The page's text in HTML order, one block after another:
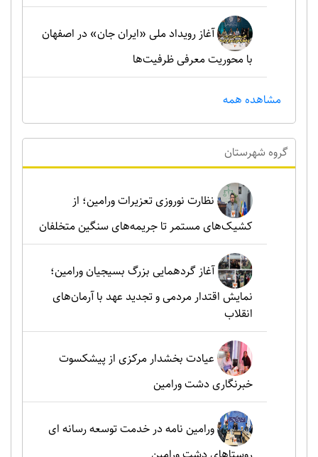
آغاز رویداد ملی «ایران جان» در اصفهان
با محوریت معرفی ظرفیت‌ها
مشاهده همه
گروه شهرستان
نظارت نوروزی تعزیرات ورامین؛ از
کشیک‌های مستمر تا جریمه‌های سنگین متخلفان
آغاز گردهمایی بزرگ بسیجیان ورامین؛
نمایش اقتدار مردمی و تجدید عهد با آرمان‌های
انقلاب
عیادت بخشدار مرکزی از پیشکسوت
خبرنگاری دشت ورامین
ورامین نامه در خدمت توسعه رسانه ای